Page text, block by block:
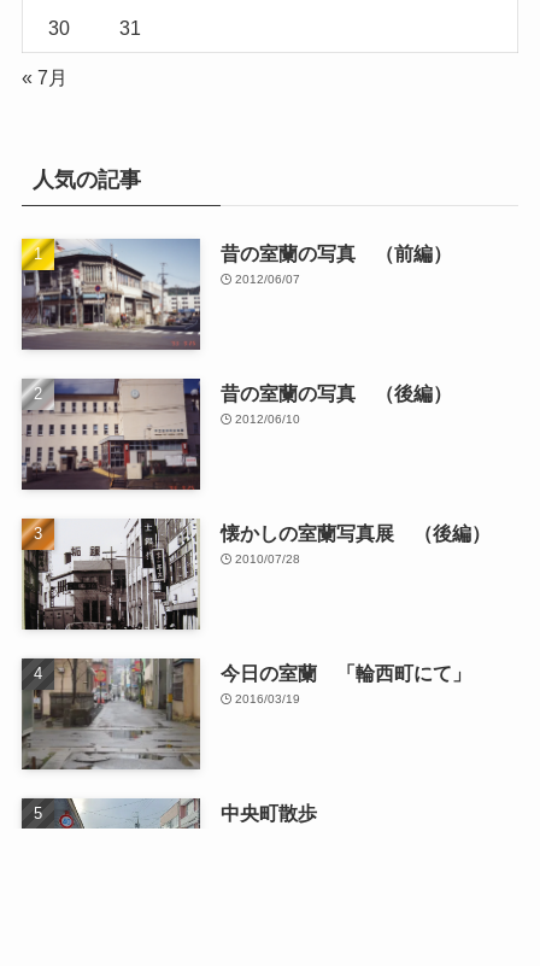
30 31
« 7月
人気の記事
昔の室蘭の写真 （前編）
2012/06/07
昔の室蘭の写真 （後編）
2012/06/10
懐かしの室蘭写真展 （後編）
2010/07/28
今日の室蘭 「輪西町にて」
2016/03/19
中央町散歩